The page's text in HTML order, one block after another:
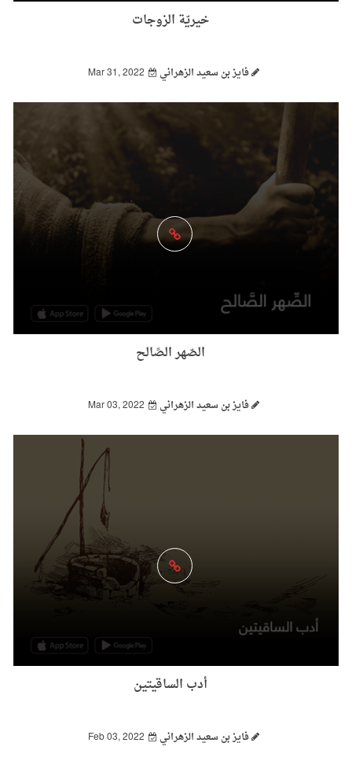
خيريّة الزوجات
فايز بن سعيد الزهراني Mar 31, 2022
الصّهر الصًالح
فايز بن سعيد الزهراني Mar 03, 2022
أدب الساقيتين
فايز بن سعيد الزهراني Feb 03, 2022